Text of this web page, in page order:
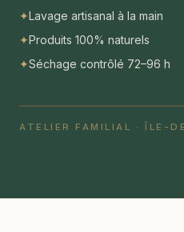
✦Lavage artisanal à la main
✦Produits 100% naturels
✦Séchage contrôlé 72–96 h
ATELIER FAMILIAL · ÎLE-